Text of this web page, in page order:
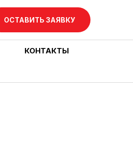
ОСТАВИТЬ ЗАЯВКУ
КОНТАКТЫ